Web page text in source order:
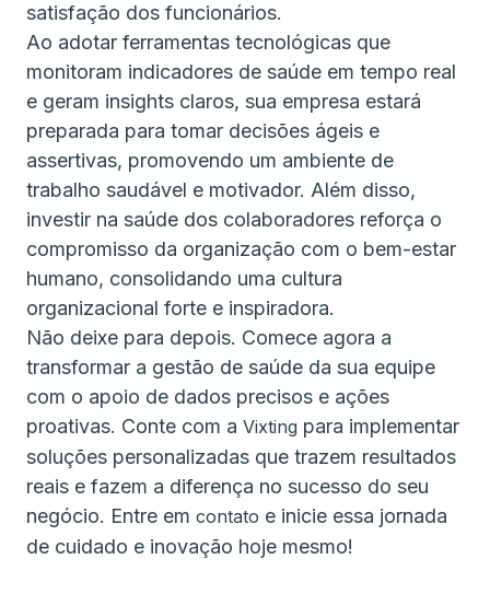
satisfação dos funcionários.
Ao adotar ferramentas tecnológicas que
monitoram indicadores de saúde em tempo real
e geram insights claros, sua empresa estará
preparada para tomar decisões ágeis e
assertivas, promovendo um ambiente de
trabalho saudável e motivador. Além disso,
investir na saúde dos colaboradores reforça o
compromisso da organização com o bem-estar
humano, consolidando uma cultura
organizacional forte e inspiradora.
Não deixe para depois. Comece agora a
transformar a gestão de saúde da sua equipe
com o apoio de dados precisos e ações
proativas. Conte com a Vixting para implementar
soluções personalizadas que trazem resultados
reais e fazem a diferença no sucesso do seu
negócio. Entre em contato e inicie essa jornada
de cuidado e inovação hoje mesmo!